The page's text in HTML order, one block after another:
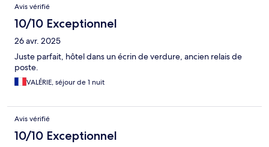
Avis vérifié
10/10 Exceptionnel
26 avr. 2025
Juste parfait, hôtel dans un écrin de verdure, ancien relais de
poste.
VALÉRIE, séjour de 1 nuit
Avis vérifié
10/10 Exceptionnel